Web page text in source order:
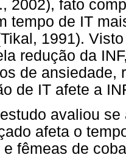
2002), fato
tempo de IT
1991).
redução da
de ansiedade,
de IT afete a
avaliou
afeta o
fêmeas de